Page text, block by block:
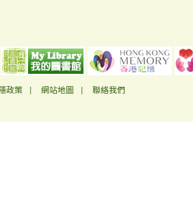
政策 網站地圖 聯絡我們